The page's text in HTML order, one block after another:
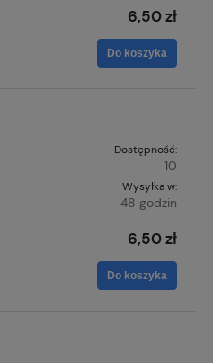
6,50 zł
Do koszyka
Dostępność:
10
Wysyłka w:
48 godzin
6,50 zł
Do koszyka